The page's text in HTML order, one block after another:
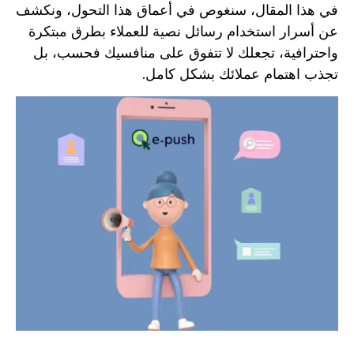
في هذا المقال، سنغوص في أعماق هذا التحول، ونكشف
عن أسرار استخدام رسائل نصية للعملاء بطرق مبتكرة
واحترافية، تجعلك لا تتفوق على منافسيك فحسب، بل
تجذب اهتمام عملائك بشكل كامل.